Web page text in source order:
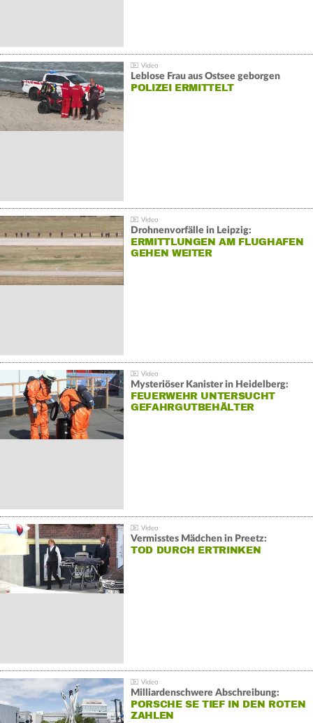
Leblose Frau aus Ostsee geborgen
POLIZEI ERMITTELT
Drohnenvorfälle in Leipzig:
ERMITTLUNGEN AM FLUGHAFEN
GEHEN WEITER
Mysteriöser Kanister in Heidelberg:
FEUERWEHR UNTERSUCHT
GEFAHRGUTBEHÄLTER
Vermisstes Mädchen in Preetz:
TOD DURCH ERTRINKEN
Milliardenschwere Abschreibung:
PORSCHE SE TIEF IN DEN ROTEN
ZAHLEN